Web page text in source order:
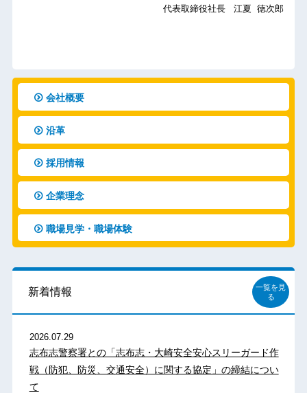
代表取締役社長 江夏 徳次郎
会社概要
沿革
採用情報
企業理念
職場見学・職場体験
新着情報
一覧を見
る
2026.07.29
志布志警察署との「志布志・大崎安全安心スリーガード作
戦（防犯、防災、交通安全）に関する協定」の締結につい
て